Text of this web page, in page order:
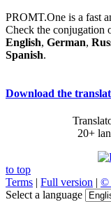
PROMT.One is a fast
Check the conjugation
English, German,
Spanish.
Download the
20+
to top
Terms | Full version | ©
Select a language